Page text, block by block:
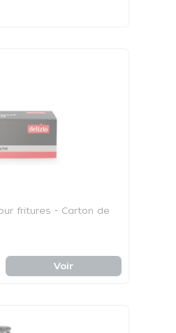
fritures - Carton de
Voir